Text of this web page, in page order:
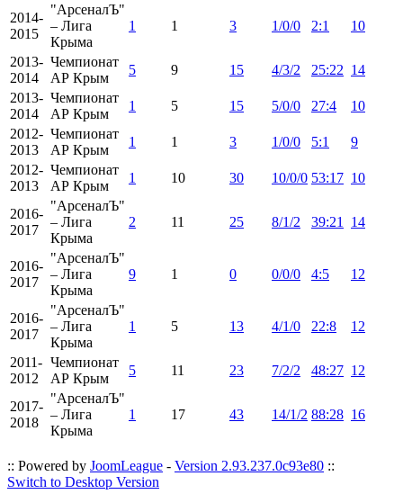
2014-
2015
"АрсеналЪ"
– Лига
Крыма
1 1 3 1/0/0 2:1 10
2013-
2014
Чемпионат
АР Крым
5 9 15 4/3/2 25:22 14
2013-
2014
Чемпионат
АР Крым
1 5 15 5/0/0 27:4
10
2012-
2013
Чемпионат
АР Крым
1 1 3 1/0/0 5:1
9
2012-
2013
Чемпионат
АР Крым
1 10 30 10/0/0 53:17 10
2016-
2017
"АрсеналЪ"
– Лига
Крыма
2 11 25 8/1/2 39:21 14
2016-
2017
"АрсеналЪ"
– Лига
Крыма
9 1 0 0/0/0 4:5 12
2016-
2017
"АрсеналЪ"
– Лига
Крыма
1 5 13 4/1/0 22:8 12
2011-
2012
Чемпионат
АР Крым
5 11 23 7/2/2 48:27 12
2017-
2018
"АрсеналЪ"
– Лига
Крыма
1 17 43 14/1/2 88:28 16
:: Powered by JoomLeague - Version 2.93.237.0c93e80 ::
Switch to Desktop Version